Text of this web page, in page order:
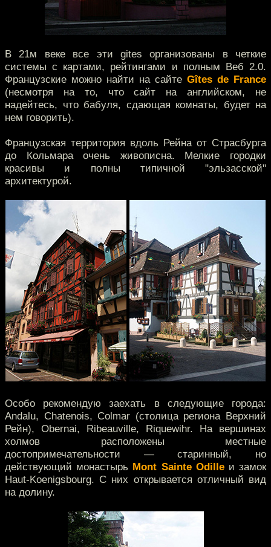
В 21м веке все эти gites организованы в четкие
системы с картами, рейтингами и полным Веб 2.0.
Французские можно найти на сайте Gîtes de France
(несмотря на то, что сайт на английском, не
надейтесь, что бабуля, сдающая комнаты, будет на
нем говорить).
Французская территория вдоль Рейна от Страсбурга
до Кольмара очень живописна. Мелкие городки
красивы и полны типичной "эльзасской"
архитектурой.
Особо рекомендую заехать в следующие города:
Andalu, Chatenois, Colmar (столица региона Верхний
Рейн), Obernai, Ribeauville, Riquewihr. На вершинах
холмов расположены местные
достопримечательности — старинный, но
действующий монастырь Mont Sainte Odilleи замок
Haut-Koenigsbourg. С них открывается отличный вид
на долину.